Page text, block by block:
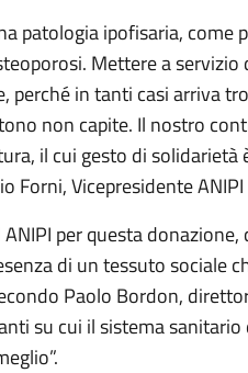
patologia ipofisaria, come
Mettere a
perché in tanti casi arriva
non capite. Il nostro
il cui gesto di
Forni, Vicepresidente
ANIPI per questa
di un tessuto sociale
Paolo Bordon,
su cui il sistema